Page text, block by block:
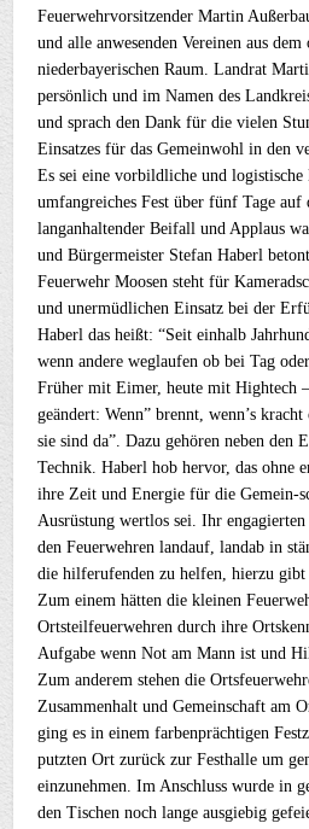
Feuerwehrvorsitzender Martin
und alle anwesenden Vereinen aus dem
niederbayerischen Raum. Landrat
persönlich und im Namen des
und sprach den Dank für die vielen
Einsatzes für das Gemeinwohl in den
Es sei eine vorbildliche und logistische
umfangreiches Fest über fünf Tage
langanhaltender Beifall und Applaus
und Bürgermeister Stefan Haberl
Feuerwehr Moosen steht für
und unermüdlichen Einsatz bei der
Haberl das heißt: “Seit einhalb
wenn andere weglaufen ob bei Tag
Früher mit Eimer, heute mit Hightech
geändert: Wenn” brennt, wenn’s
sie sind da”. Dazu gehören neben den
Technik. Haberl hob hervor, das ohne
ihre Zeit und Energie für die Gemein-
Ausrüstung wertlos sei. Ihr
den Feuerwehren landauf, landab in
die hilferufenden zu helfen, hierzu
Zum einem hätten die kleinen
Ortsteilfeuerwehren durch ihre
Aufgabe wenn Not am Mann ist und
Zum anderem stehen die
Zusammenhalt und Gemeinschaft am
ging es in einem farbenprächtigen
putzten Ort zurück zur Festhalle um
einzunehmen. Im Anschluss wurde in
den Tischen noch lange ausgiebig